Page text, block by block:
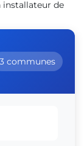
de
3 communes